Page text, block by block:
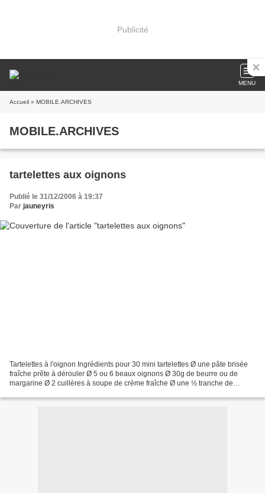
Publicité
MENU
Accueil » MOBILE.ARCHIVES
MOBILE.ARCHIVES
tartelettes aux oignons
Publié le 31/12/2006 à 19:37
Par jauneyris
Tartelettes à l'oignon Ingrédients pour 30 mini tartelettes Ø une pâte brisée
fraîche prête à dérouler Ø 5 ou 6 beaux oignons Ø 30g de beurre ou de
margarine Ø 2 cuillères à soupe de crème fraîche Ø une ½ tranche de